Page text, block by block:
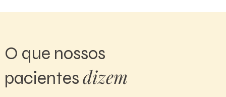
O que nossos
pacientesdizem